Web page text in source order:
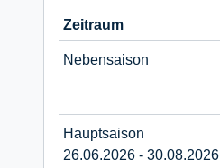
Zeitraum
Nebensaison
Hauptsaison
26.06.2026 - 30.08.2026